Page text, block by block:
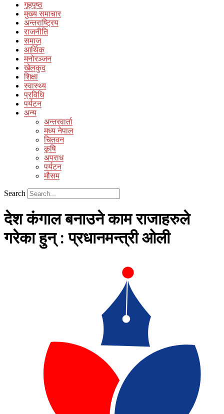
गृहपृष्ठ
मुख्य समाचार
अन्तराष्ट्रिय
राजनीति
समाज
आर्थिक
मनोरञ्जन
खेलकुद
शिक्षा
स्वास्थ्य
प्रविधि
पर्यटन
अन्य
अन्तरवार्ता
मध्य नेपाल
चितवन
कृषि
अपराध
पर्यटन
मौसम
Search
देश कंगाल बनाउने काम राजाहरुले
गरेका हुन् : प्रधानमन्त्री ओली